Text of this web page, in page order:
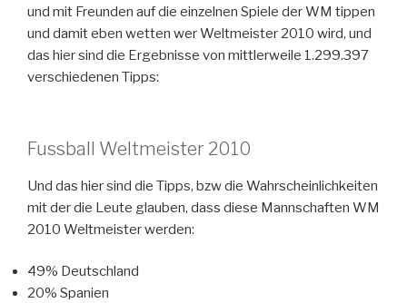
und mit Freunden auf die einzelnen Spiele der WM tippen
und damit eben wetten wer Weltmeister 2010 wird, und
das hier sind die Ergebnisse von mittlerweile 1.299.397
verschiedenen Tipps:
Fussball Weltmeister 2010
Und das hier sind die Tipps, bzw die Wahrscheinlichkeiten
mit der die Leute glauben, dass diese Mannschaften WM
2010 Weltmeister werden:
49% Deutschland
20% Spanien